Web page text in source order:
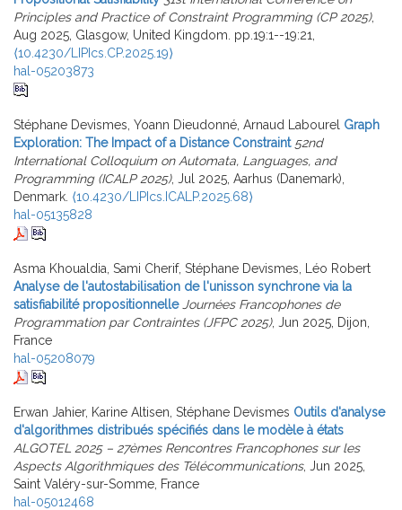
Principles and Practice of Constraint Programming (CP 2025),
Aug 2025, Glasgow, United Kingdom. pp.19:1--19:21,
⟨10.4230/LIPIcs.CP.2025.19⟩
hal-05203873
Stéphane Devismes, Yoann Dieudonné, Arnaud Labourel Graph
Exploration: The Impact of a Distance Constraint 52nd
International Colloquium on Automata, Languages, and
Programming (ICALP 2025), Jul 2025, Aarhus (Danemark),
Denmark. ⟨10.4230/LIPIcs.ICALP.2025.68⟩
hal-05135828
Asma Khoualdia, Sami Cherif, Stéphane Devismes, Léo Robert
Analyse de l'autostabilisation de l'unisson synchrone via la
satisfiabilité propositionnelle Journées Francophones de
Programmation par Contraintes (JFPC 2025), Jun 2025, Dijon,
France
hal-05208079
Erwan Jahier, Karine Altisen, Stéphane Devismes Outils d'analyse
d'algorithmes distribués spécifiés dans le modèle à états
ALGOTEL 2025 – 27èmes Rencontres Francophones sur les
Aspects Algorithmiques des Télécommunications, Jun 2025,
Saint Valéry-sur-Somme, France
hal-05012468